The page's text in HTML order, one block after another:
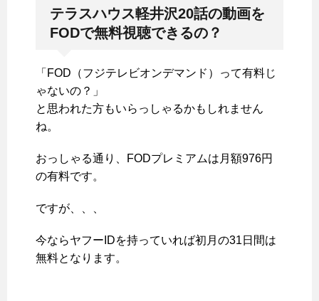
テラスハウス軽井沢20話の動画を
FODで無料視聴できるの？
「FOD（フジテレビオンデマンド）って有料じ
ゃないの？」
と思われた方もいらっしゃるかもしれません
ね。
おっしゃる通り、FODプレミアムは月額976円
の有料です。
ですが、、、
今ならヤフーIDを持っていれば初月の31日間は
無料となります。